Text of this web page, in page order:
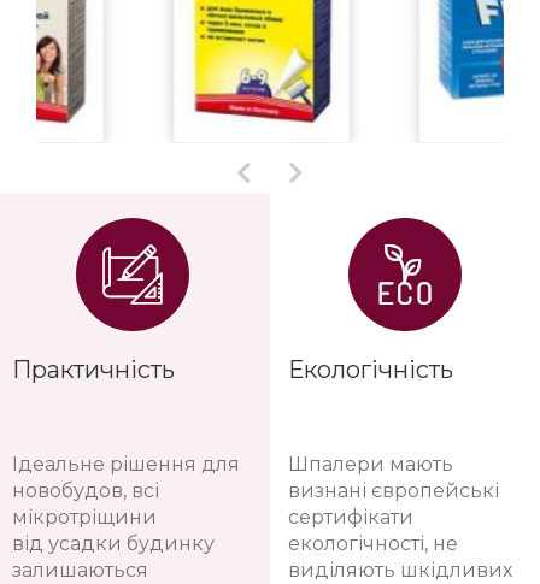
Практичність
Ідеальне рішення для
новобудов, всі
мікротріщини
від усадки будинку
залишаються
Екологічність
Шпалери мають
визнані європейські
сертифікати
екологічності, не
виділяють шкідливих